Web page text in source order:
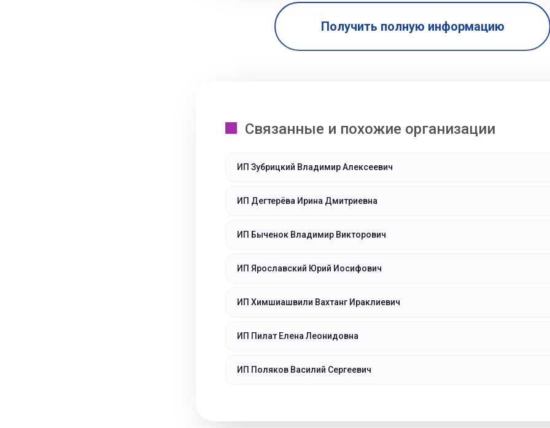
Получить полную информацию
Связанные и похожие организации
ИП Зубрицкий Владимир Алексеевич
ИП Дегтерёва Ирина Дмитриевна
ИП Быченок Владимир Викторович
ИП Ярославский Юрий Иосифович
ИП Химшиашвили Вахтанг Ираклиевич
ИП Пилат Елена Леонидовна
ИП Поляков Василий Сергеевич